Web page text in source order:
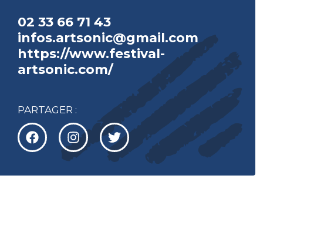
02 33 66 71 43
infos.artsonic@gmail.com
https://www.festival-
artsonic.com/
PARTAGER :